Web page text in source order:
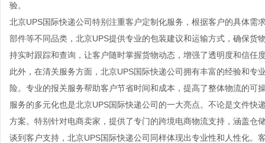
验。
北京UPS国际快递公司特别注重客户定制化服务，根据客户的具体
部件等不同品类，北京UPS提供专业的包装建议和运输方式，确保
持实时跟踪和查询，让客户随时掌握货物动态，增强了透明度和信任
此外，在清关服务方面，北京UPS国际快递公司拥有丰富的经验和
险。专业的报关服务帮助客户节省时间和成本，提高了整体物流的可
服务的多元化也是北京UPS国际快递公司的一大亮点。不论是文件
方案。特别针对电商卖家，提供了专门的跨境电商物流支持，涵盖仓
谈到客户支持，北京UPS国际快递公司同样体现出专业性和人性化